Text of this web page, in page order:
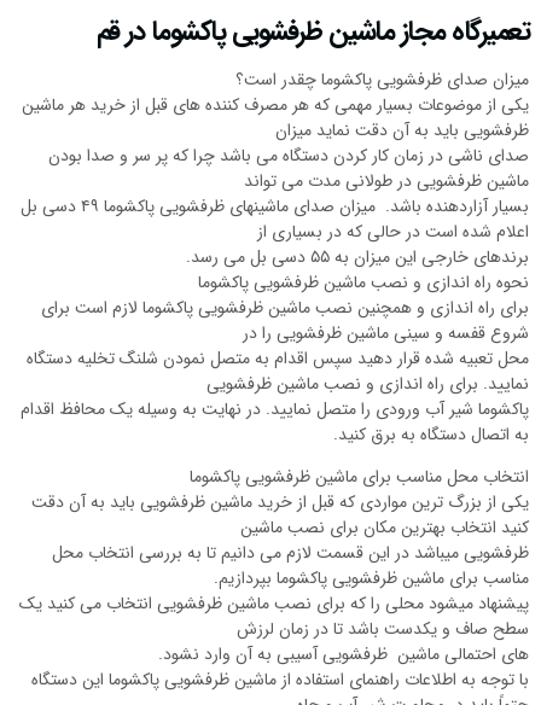
تعمیرگاه مجاز ماشین ظرفشویی پاکشوما در قم
میزان صدای ظرفشویی پاکشوما چقدر است؟
یکی از موضوعات بسیار مهمی که هر مصرف کننده های قبل از خرید هر ماشین
ظرفشویی باید به آن دقت نماید میزان
صدای ناشی در زمان کار کردن دستگاه می باشد چرا که پر سر و صدا بودن
ماشین ظرفشویی در طولانی مدت می تواند
بسیار آزاردهنده باشد. میزان صدای ماشینهای ظرفشویی پاکشوما ۴۹ دسی بل
اعلام شده است در حالی که در بسیاری از
برندهای خارجی این میزان به ۵۵ دسی بل می رسد.
نحوه راه اندازی و نصب ماشین ظرفشویی پاکشوما
برای راه اندازی و همچنین نصب ماشین ظرفشویی پاکشوما لازم است برای
شروع قفسه و سینی ماشین ظرفشویی را در
محل تعبیه شده قرار دهید سپس اقدام به متصل نمودن شلنگ تخلیه دستگاه
نمایید. برای راه اندازی و نصب ماشین ظرفشویی
پاکشوما شیر آب ورودی را متصل نمایید. در نهایت به وسیله یک محافظ اقدام
به اتصال دستگاه به برق کنید.
انتخاب محل مناسب برای ماشین ظرفشویی پاکشوما
یکی از بزرگ ترین مواردی که قبل از خرید ماشین ظرفشویی باید به آن دقت
کنید انتخاب بهترین مکان برای نصب ماشین
ظرفشویی میباشد در این قسمت لازم می دانیم تا به بررسی انتخاب محل
مناسب برای ماشین ظرفشویی پاکشوما بپردازیم.
پیشنهاد میشود محلی را که برای نصب ماشین ظرفشویی انتخاب می کنید یک
سطح صاف و یکدست باشد تا در زمان لرزش
های احتمالی ماشین ظرفشویی آسیبی به آن وارد نشود.
با توجه به اطلاعات راهنمای استفاده از ماشین ظرفشویی پاکشوما این دستگاه